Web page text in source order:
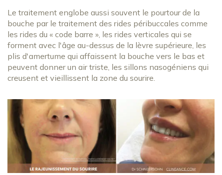
Le traitement englobe aussi souvent le pourtour de la
bouche par le traitement des rides péribuccales comme
les rides du « code barre », les rides verticales qui se
forment avec l'âge au-dessus de la lèvre supérieure, les
plis d'amertume qui affaissent la bouche vers le bas et
peuvent donner un air triste, les sillons nasogéniens qui
creusent et vieillissent la zone du sourire.